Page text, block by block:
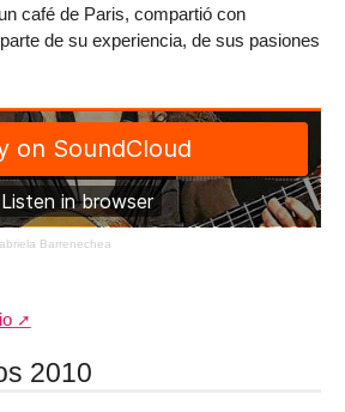
café de Paris, compartió con
de su experiencia, de sus pasiones
Barrenechea
2010